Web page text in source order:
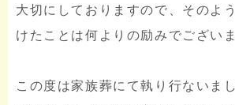
大切にしておりますので、そのよ
けたことは何よりの励みでございま
この度は家族葬にて執り行ないま